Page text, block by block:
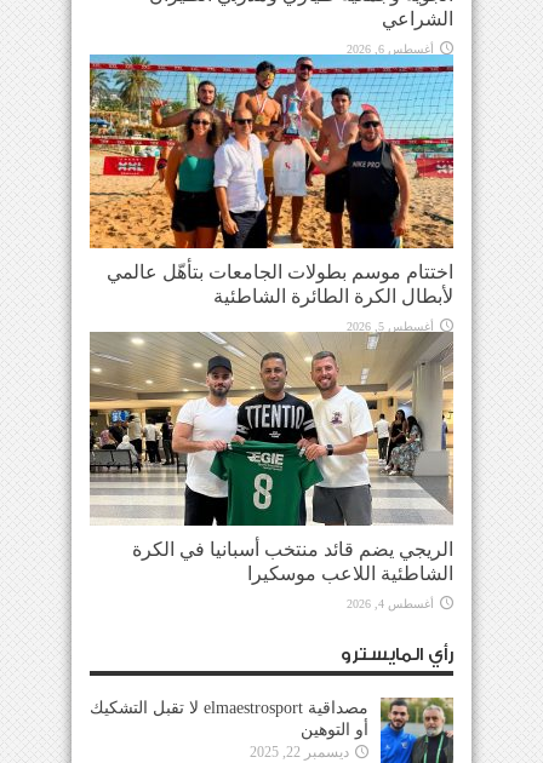
الشراعي
أغسطس 6, 2026
اختتام موسم بطولات الجامعات بتأهّل عالمي
لأبطال الكرة الطائرة الشاطئية
أغسطس 5, 2026
الريجي يضم قائد منتخب أسبانيا في الكرة
الشاطئية اللاعب موسكيرا
أغسطس 4, 2026
رأي المايسترو
مصداقية elmaestrosport لا تقبل التشكيك
أو التوهين
ديسمبر 22, 2025